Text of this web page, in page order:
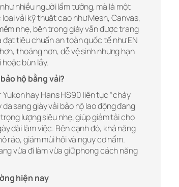
nhiều người lầm tưởng, mà là một
vải kỹ thuật cao như Mesh, Canvas,
nhẹ, bên trong giày vẫn được trang
tiêu chuẩn an toàn quốc tế như EN
thoáng hơn, dễ vệ sinh nhưng hạn
bùn lầy.
hộ bằng vải?
hay Hans HS90 liên tục “cháy
sang giày vải bảo hộ lao động đang
lượng siêu nhẹ, giúp giảm tải cho
dài làm việc. Bên cạnh đó, khả năng
ráo, giảm mùi hôi và nguy cơ nấm.
vừa đi làm vừa giữ phong cách năng
hiện nay